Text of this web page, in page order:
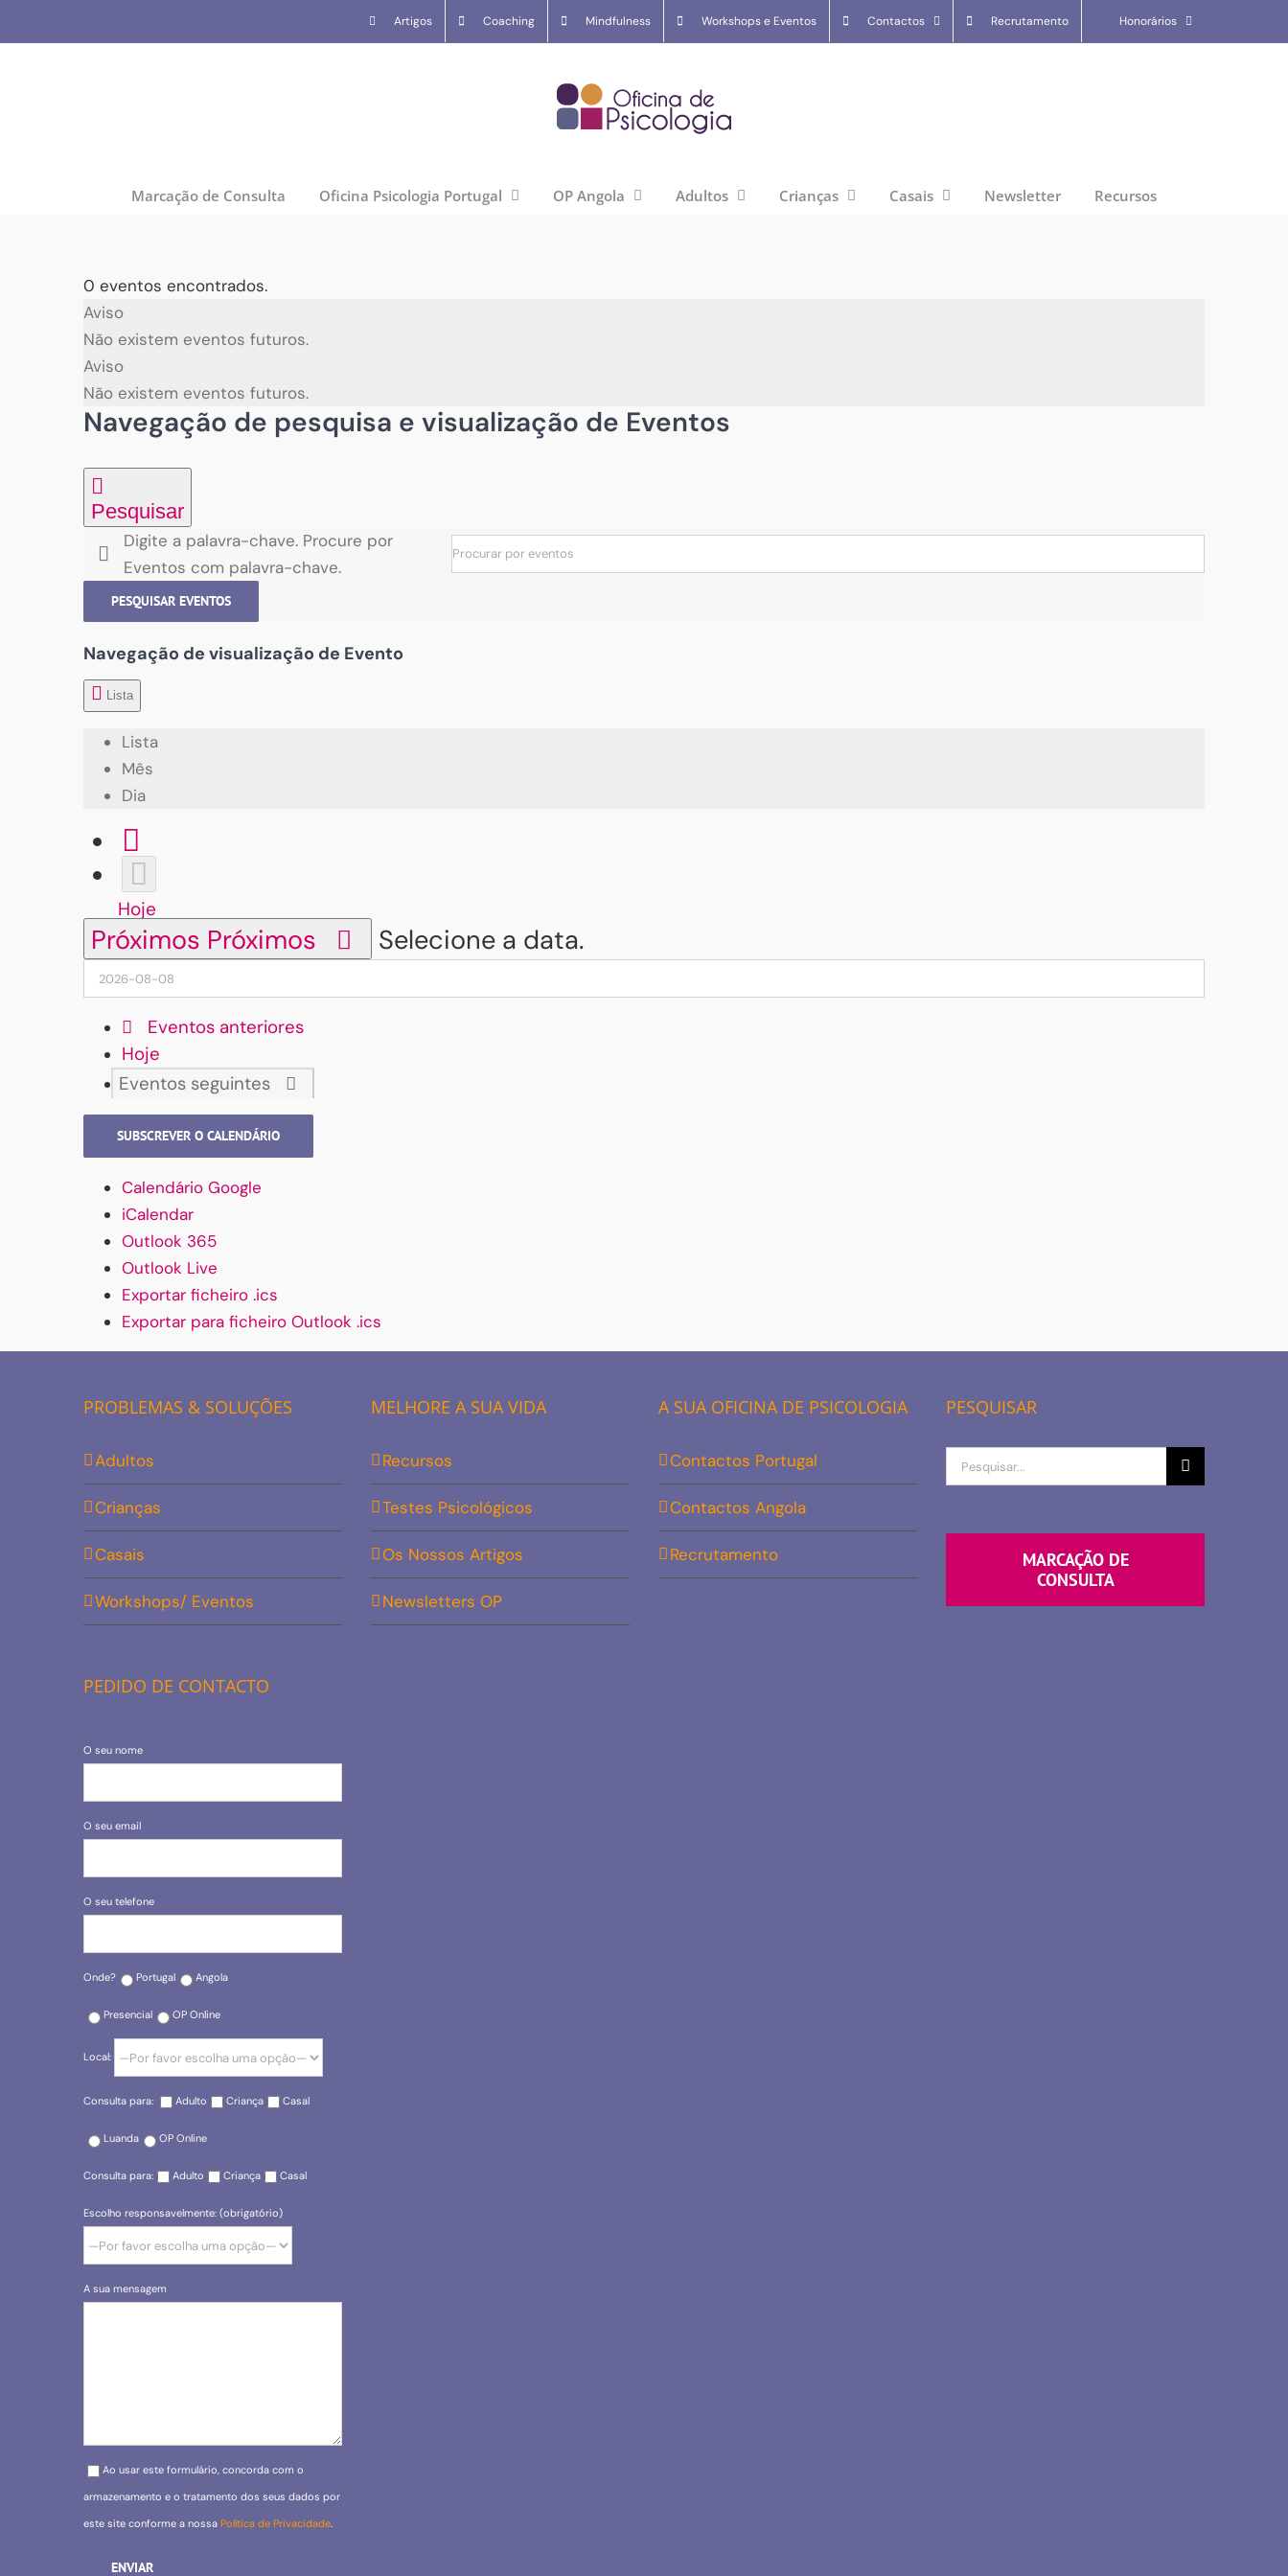
to
Artigos Coaching Mindfulness Workshops e Eventos Contactos Recrutamento Honorários
Marcação de Consulta Oficina Psicologia Portugal OP Angola Adultos Crianças Casais Newsletter Recursos
0 eventos encontrados.
Eventos
Aviso
Não existem eventos futuros.
Aviso
Não existem eventos futuros.
Navegação de pesquisa e visualização de Eventos
Pesquisar
Digite a palavra-chave. Procure por
Eventos com palavra-chave.
PESQUISAR EVENTOS
Navegação de visualização de Evento
Lista
Lista
Mês
Dia
Hoje
Próximos Próximos Selecione a data.
Eventos anteriores
Hoje
Eventosseguintes
SUBSCREVER O CALENDÁRIO
Calendário Google
iCalendar
Outlook 365
Outlook Live
Exportar ficheiro .ics
Exportar para ficheiro Outlook .ics
PROBLEMAS & SOLUÇÕES
Adultos
Crianças
Casais
Workshops/ Eventos
PEDIDO DE CONTACTO
O seu nome
O seu email
O seu telefone
Onde? Portugal Angola
Presencial OP Online
Local:
Consulta para: Adulto Criança Casal
Luanda OP Online
Consulta para: Adulto Criança Casal
Escolho responsavelmente: (obrigatório)
A sua mensagem
Please leave this field empty.
Ao usar este formulário, concorda com o
armazenamento e o tratamento dos seus dados por
este site conforme a nossa Política de Privacidade.
MELHORE A SUA VIDA
Recursos
Testes Psicológicos
Os Nossos Artigos
Newsletters OP
A SUA OFICINA DE PSICOLOGIA
Contactos Portugal
Contactos Angola
Recrutamento
PESQUISAR
Procurar
por
MARCAÇÃO DE
CONSULTA